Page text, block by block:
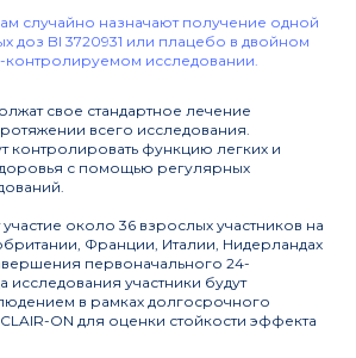
случайно назначают получение одной
доз BI 3720931 или плацебо в двойном
исследовании.
свое стандартное лечение
всего исследования.
контролировать функцию легких и
с помощью регулярных
около 36 взрослых участников на
Франции, Италии, Нидерландах
первоначального 24-
исследования участники будут
в рамках долгосрочного
ON для оценки стойкости эффекта